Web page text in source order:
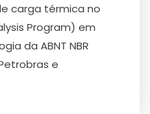
carga térmica no
Program) em
da ABNT NBR
e